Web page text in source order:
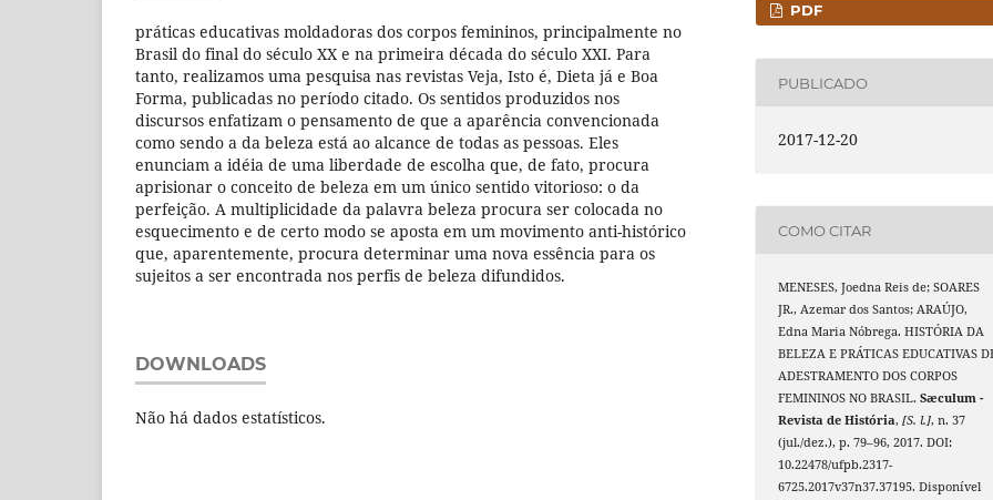
práticas educativas moldadoras dos corpos femininos, principalmente no
Brasil do final do século XX e na primeira década do século XXI. Para
tanto, realizamos uma pesquisa nas revistas Veja, Isto é, Dieta já e Boa
Forma, publicadas no período citado. Os sentidos produzidos nos
discursos enfatizam o pensamento de que a aparência convencionada
como sendo a da beleza está ao alcance de todas as pessoas. Eles
enunciam a idéia de uma liberdade de escolha que, de fato, procura
aprisionar o conceito de beleza em um único sentido vitorioso: o da
perfeição. A multiplicidade da palavra beleza procura ser colocada no
esquecimento e de certo modo se aposta em um movimento anti-histórico
que, aparentemente, procura determinar uma nova essência para os
sujeitos a ser encontrada nos perfis de beleza difundidos.
DOWNLOADS
Não há dados estatísticos.
PDF
PUBLICADO
2017-12-20
COMO CITAR
MENESES, Joedna Reis de; SOARES
JR., Azemar dos Santos; ARAÚJO,
Edna Maria Nóbrega. HISTÓRIA DA
BELEZA E PRÁTICAS EDUCATIVAS
ADESTRAMENTO DOS CORPOS
FEMININOS NO BRASIL.Sæculum -
Revista de História,[S. l.], n. 37
(jul./dez.), p. 79–96, 2017. DOI:
10.22478/ufpb.2317-
6725.2017v37n37.37195. Disponível